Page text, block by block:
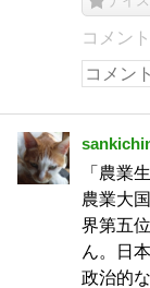
コメン
「農業
農業大
界第五
ん。日
政治的